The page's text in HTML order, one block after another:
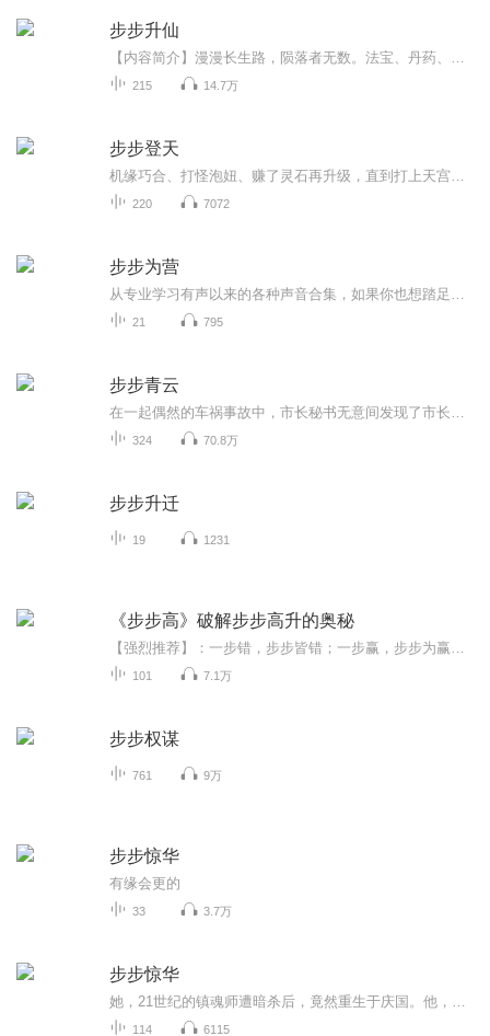
步步升仙
215 14.7万
步步登天
220 7072
步步为营
21 795
步步青云
324 70.8万
步步升迁
19 1231
《步步高》破解步步高升的奥秘
101 7.1万
步步权谋
761 9万
步步惊华
有缘会更的
33 3.7万
步步惊华
114 6115